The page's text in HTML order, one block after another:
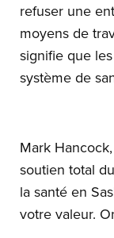
refuser une
moyens de
signifie que
système de
Mark
soutien total
la santé en
votre valeur.